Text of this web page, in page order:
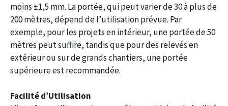
moins ±1,5 mm. La portée, qui peut varier de 30 à plus de
200 mètres, dépend de l’utilisation prévue. Par
exemple, pour les projets en intérieur, une portée de 50
mètres peut suffire, tandis que pour des relevés en
extérieur ou sur de grands chantiers, une portée
supérieure est recommandée.
Facilité d’Utilisation